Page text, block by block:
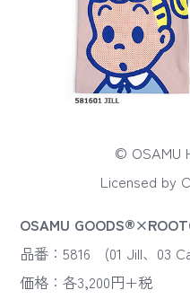
© OSAMU
Licensed by
OSAMU
品番：5816 (01 Jill、03
価格：各3,200円+税